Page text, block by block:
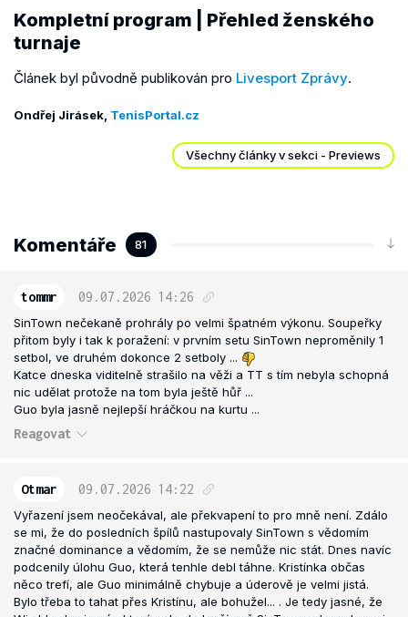
Kompletní program
Přehled ženského
turnaje
Článek byl původně publikován pro Livesport Zprávy.
Ondřej Jirásek, TenisPortal.cz
Všechny články v sekci - Previews
Komentáře 81
tommr 09.07.2026 14:26
SinTown nečekaně prohrály po velmi špatném výkonu. Soupeřky
přitom byly i tak k poražení: v prvním setu SinTown neproměnily 1
setbol, ve druhém dokonce 2 setboly ...
Katce dneska viditelně strašilo na věži a TT s tím nebyla schopná
nic udělat protože na tom byla ještě hůř ...
Guo byla jasně nejlepší hráčkou na kurtu ...
Reagovat
Otmar 09.07.2026 14:22
Vyřazení jsem neočekával, ale překvapení to pro mně není. Zdálo
se mi, že do posledních špílů nastupovaly SinTown s vědomím
značné dominance a vědomím, že se nemůže nic stát. Dnes navíc
podcenily úlohu Guo, která tenhle debl táhne. Kristínka občas
něco trefí, ale Guo minimálně chybuje a úderově je velmi jistá.
Bylo třeba to tahat přes Kristínu, ale bohužel... . Je tedy jasné, že